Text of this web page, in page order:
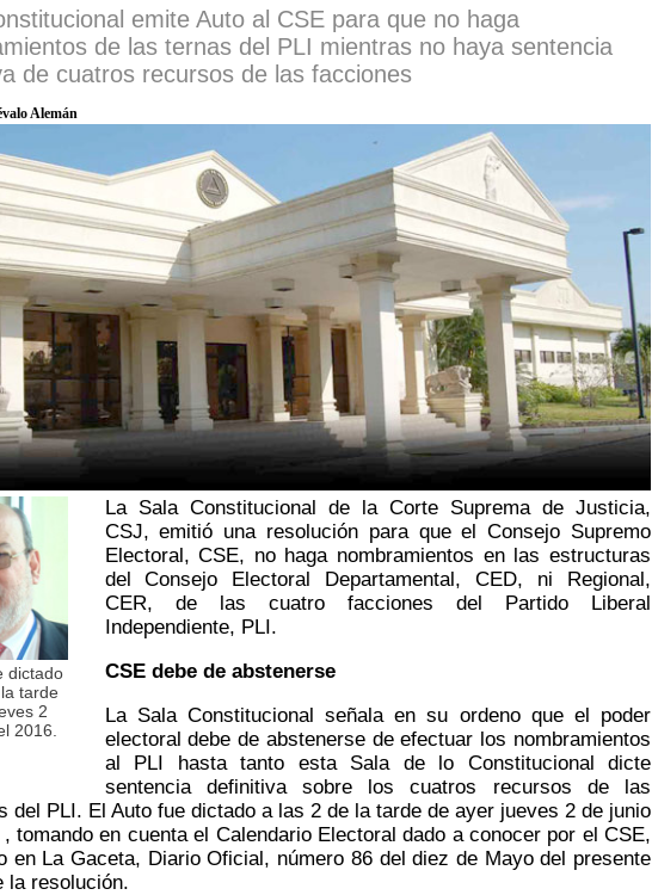
emite Auto al CSE para que no haga
de las ternas del PLI mientras no haya sentencia
de cuatros recursos de las facciones
Alemán
dictado
tarde
2
2016.
La Sala Constitucional de la Corte Suprema de Justicia,
CSJ, emitió una resolución para que el Consejo Supremo
Electoral, CSE, no haga nombramientos en las estructuras
del Consejo Electoral Departamental, CED, ni Regional,
CER, de las cuatro facciones del Partido Liberal
Independiente, PLI.
CSE debe de abstenerse
La Sala Constitucional señala en su ordeno que el poder
electoral debe de abstenerse de efectuar los nombramientos
al PLI hasta tanto esta Sala de lo Constitucional dicte
sentencia definitiva sobre los cuatros recursos de las
del PLI. El Auto fue dictado a las 2 de la tarde de ayer jueves 2 de junio
tomando en cuenta el Calendario Electoral dado a conocer por el CSE,
en La Gaceta, Diario Oficial, número 86 del diez de Mayo del presente
la resolución.